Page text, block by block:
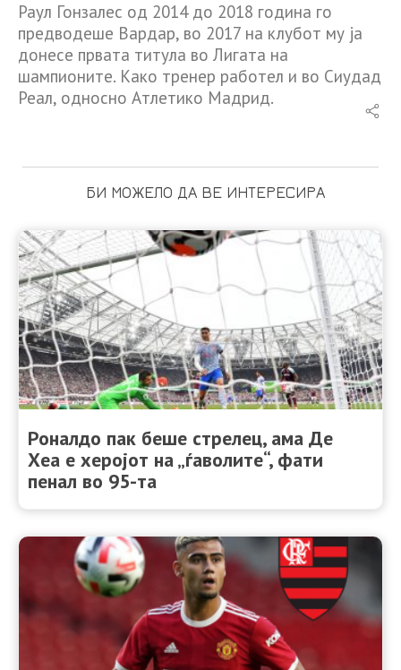
Раул Гонзалес од 2014 до 2018 година го
предводеше Вардар, во 2017 на клубот му ја
донесе првата титула во Лигата на
шампионите. Како тренер работел и во Сиудад
Реал, односно Атлетико Мадрид.
БИ МОЖЕЛО ДА ВЕ ИНТЕРЕСИРА
Роналдо пак беше стрелец, ама Де
Хеа е херојот на „ѓаволите“, фати
пенал во 95-та